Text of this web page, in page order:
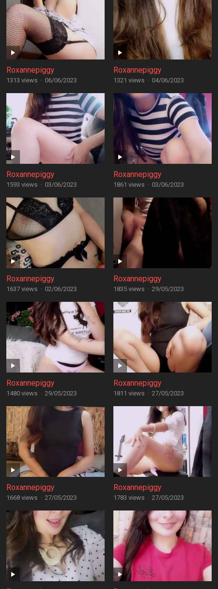
Roxannepiggy
1313 views · 06/06/2023
Roxannepiggy
1321 views · 04/06/2023
Roxannepiggy
1593 views · 03/06/2023
Roxannepiggy
1861 views · 03/06/2023
Roxannepiggy
1637 views · 02/06/2023
Roxannepiggy
1835 views · 29/05/2023
Roxannepiggy
1480 views · 29/05/2023
Roxannepiggy
1811 views · 27/05/2023
Roxannepiggy
1668 views · 27/05/2023
Roxannepiggy
1783 views · 27/05/2023